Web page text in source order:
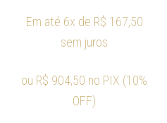
Em até 6x de R$ 167,50
sem juros
ou R$ 904,50 no PIX (10%
OFF)